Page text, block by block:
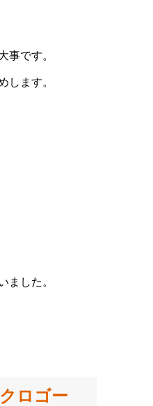
事です。
します。
ました。
ロゴー